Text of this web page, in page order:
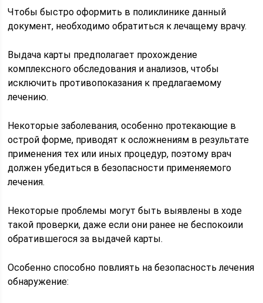
Чтобы быстро оформить в поликлинике данный
документ, необходимо обратиться к лечащему врачу.
Выдача карты предполагает прохождение
комплексного обследования и анализов, чтобы
исключить противопоказания к предлагаемому
лечению.
Некоторые заболевания, особенно протекающие в
острой форме, приводят к осложнениям в результате
применения тех или иных процедур, поэтому врач
должен убедиться в безопасности применяемого
лечения.
Некоторые проблемы могут быть выявлены в ходе
такой проверки, даже если они ранее не беспокоили
обратившегося за выдачей карты.
Особенно способно повлиять на безопасность лечения
обнаружение: